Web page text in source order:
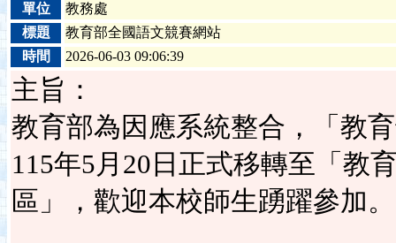
單位
教務處
標題
教育部全國語文競賽網站
時間
2026-06-03 09:06:39
主旨：
教育部為因應系統整合，「教
115年5月20日正式移轉至「教
區」，歡迎本校師生踴躍參加。